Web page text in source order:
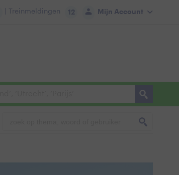
Mijn Account
| Treinmeldingen 12